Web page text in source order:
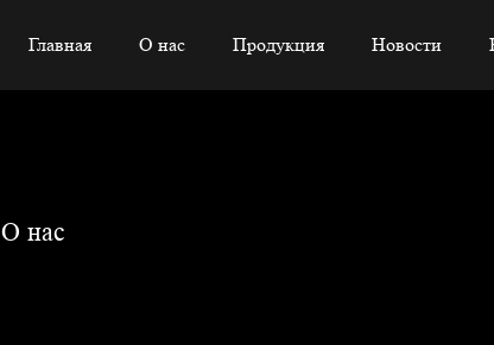
Главная О нас Продукция Новости
О нас